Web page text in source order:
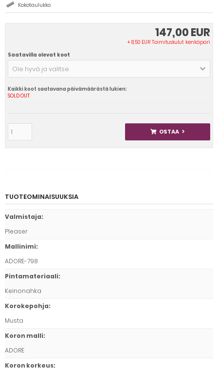
147,00 EUR
+ 8,50 EUR Toimituskulut kenkäpari
Saatavilla olevat koot
Ole hyvä ja valitse
Kaikki koot saatavana päivämäärästä lukien:
SOLD OUT
OSTAA
Kokotaulukko
TUOTEOMINAISUUKSIA
Valmistaja:
Pleaser
Mallinimi:
ADORE-798
Pintamateriaali:
Keinonahka
Korokepohja:
Musta
Koron malli:
ADORE
Koron korkeus: